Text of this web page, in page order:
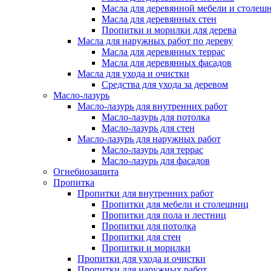
Масла для деревянной мебели и
Масла для деревянных стен
Пропитки и морилки для дерева
Масла для наружных работ по дереву
Масла для деревянных террас
Масла для деревянных фасадов
Масла для ухода и очистки
Средства для ухода за деревом
Масло-лазурь
Масло-лазурь для внутренних работ
Масло-лазурь для потолка
Масло-лазурь для стен
Масло-лазурь для наружных работ
Масло-лазурь для террас
Масло-лазурь для фасадов
Огнебиозащита
Пропитка
Пропитки для внутренних работ
Пропитки для мебели и столешниц
Пропитки для пола и лестниц
Пропитки для потолка
Пропитки для стен
Пропитки и морилки
Пропитки для ухода и очистки